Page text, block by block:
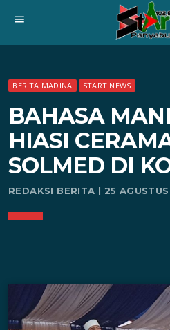
menu
BERITA MADINA START NEWS
BAHASA
HIASI
SOLMED DI
REDAKSI BERITA | 25